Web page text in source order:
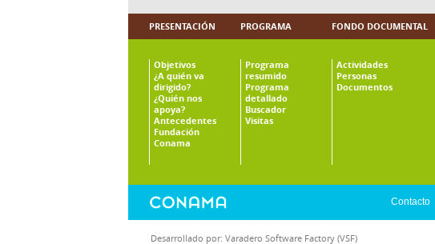
PRESENTACIÓN
Objetivos
¿A quién va
dirigido?
¿Quién nos
apoya?
Antecedentes
Fundación
Conama
PROGRAMA
Programa
resumido
Programa
detallado
Buscador
Visitas
FONDO DOCUMENTAL
Actividades
Personas
Documentos
Contacto
Desarrollado por: Varadero Software Factory (VSF)